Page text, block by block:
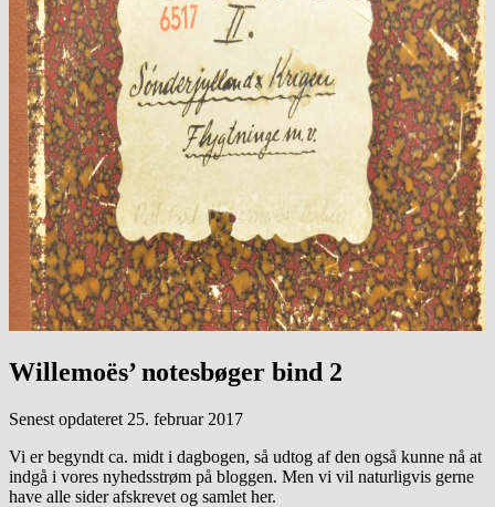
Willemoës’ notesbøger bind 2
Senest opdateret 25. februar 2017
Vi er begyndt ca. midt i dagbogen, så udtog af den også kunne nå at
indgå i vores nyhedsstrøm på bloggen. Men vi vil naturligvis gerne
have alle sider afskrevet og samlet her.